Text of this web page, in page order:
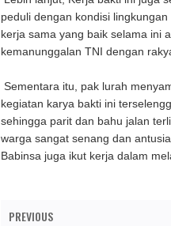
peduli dengan kondisi
kerja sama yang baik selama ini
kemanunggalan TNI dengan
Sementara itu, pak lurah
kegiatan karya bakti ini
sehingga parit dan bahu jalan
warga sangat senang dan
Babinsa juga ikut kerja dalam
PREVIOUS